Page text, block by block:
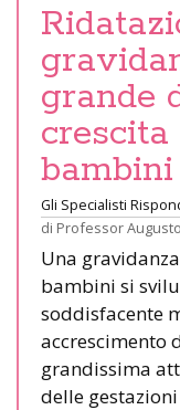
grande
bambini
Gli Specialisti
di Professor
Una
bambini si
soddisfacente
accrescimento
grandissima
delle